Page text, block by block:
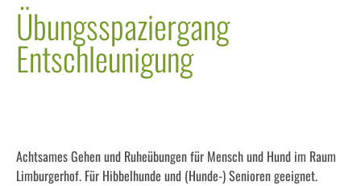
Übungsspaziergang
Entschleunigung
Achtsames Gehen und Ruheübungen für Mensch und Hund im Raum
Limburgerhof. Für Hibbelhunde und (Hunde-) Senioren geeignet.